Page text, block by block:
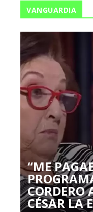
VANGUARDIA
“ME
CORDERO
CÉSAR LA